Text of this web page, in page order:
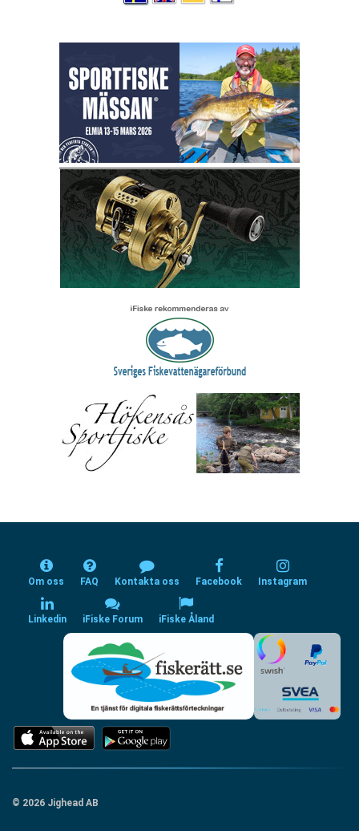
Om oss FAQ Kontakta oss Facebook Instagram
Linkedin iFiske Forum iFiske Åland
© 2026 Jighead AB